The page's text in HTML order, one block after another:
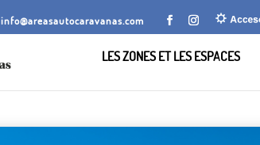
info@areasautocaravanas.com
LES ZONES ET LES ESPACES